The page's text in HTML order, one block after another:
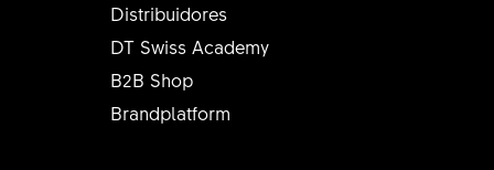
Distribuidores
DT Swiss Academy
B2B Shop
Brandplatform